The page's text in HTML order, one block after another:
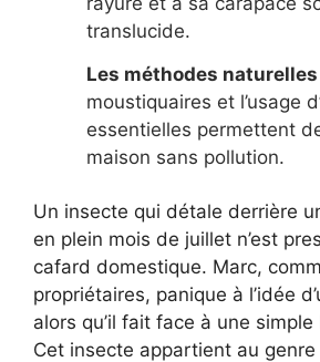
translucide.
Les méthodes naturelles
moustiquaires et l’usage
essentielles permettent
maison sans pollution.
Un insecte qui détale derrière
en plein mois de juillet n’est
cafard domestique. Marc,
propriétaires, panique à l’idée
alors qu’il fait face à une
Cet insecte appartient au genre